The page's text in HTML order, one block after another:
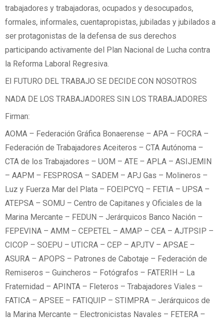
trabajadores y trabajadoras, ocupados y desocupados,
formales, informales, cuentapropistas, jubiladas y jubilados a
ser protagonistas de la defensa de sus derechos
participando activamente del Plan Nacional de Lucha contra
la Reforma Laboral Regresiva.
El FUTURO DEL TRABAJO SE DECIDE CON NOSOTROS
NADA DE LOS TRABAJADORES SIN LOS TRABAJADORES
Firman:
AOMA – Federación Gráfica Bonaerense – APA – FOCRA –
Federación de Trabajadores Aceiteros – CTA Autónoma –
CTA de los Trabajadores – UOM – ATE – APLA – ASIJEMIN
– AAPM – FESPROSA – SADEM – APJ Gas – Molineros –
Luz y Fuerza Mar del Plata – FOEIPCYQ – FETIA – UPSA –
ATEPSA – SOMU – Centro de Capitanes y Oficiales de la
Marina Mercante – FEDUN – Jerárquicos Banco Nación –
FEPEVINA – AMM – CEPETEL – AMAP – CEA – AJTPSIP –
CICOP – SOEPU – UTICRA – CEP – APJTV – APSAE –
ASURA – APOPS – Patrones de Cabotaje – Federación de
Remiseros – Guincheros – Fotógrafos – FATERIH – La
Fraternidad – APINTA – Fleteros – Trabajadores Viales –
FATICA – APSEE – FATIQUIP – STIMPRA – Jerárquicos de
la Marina Mercante – Electronicistas Navales – FETERA –